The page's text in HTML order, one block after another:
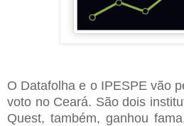
O Datafolha e o IPESPE vão
voto no Ceará. São dois
Quest, também, ganhou